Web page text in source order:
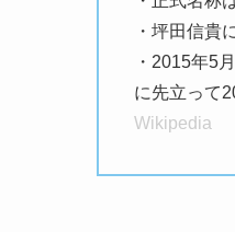
・坪田信貴
・2015年5
に先立って
Wikipedia